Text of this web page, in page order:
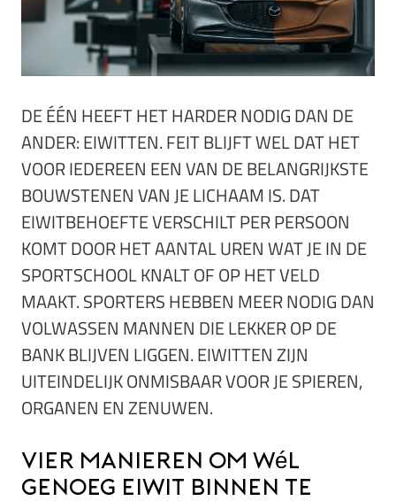
DE ÉÉN HEEFT HET HARDER NODIG DAN DE
ANDER: EIWITTEN. FEIT BLIJFT WEL DAT HET
VOOR IEDEREEN EEN VAN DE BELANGRIJKSTE
BOUWSTENEN VAN JE LICHAAM IS. DAT
EIWITBEHOEFTE VERSCHILT PER PERSOON
KOMT DOOR HET AANTAL UREN WAT JE IN DE
SPORTSCHOOL KNALT OF OP HET VELD
MAAKT. SPORTERS HEBBEN MEER NODIG DAN
VOLWASSEN MANNEN DIE LEKKER OP DE
BANK BLIJVEN LIGGEN. EIWITTEN ZIJN
UITEINDELIJK ONMISBAAR VOOR JE SPIEREN,
ORGANEN EN ZENUWEN.
Vier manieren om wél
genoeg eiwit binnen te